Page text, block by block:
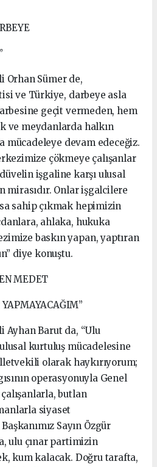
Orhan Sümer de,
ve Türkiye, darbeye asla
geçit vermeden, hem
ve meydanlarda halkın
mücadeleye devam edeceğiz.
çökmeye çalışanlar
işgaline karşı ulusal
mirasıdır. Onlar işgalcilere
sahip çıkmak hepimizin
ahlaka, hukuka
baskın yapan, yaptıran
diye konuştu.
MEDET
Ayhan Barut da, “Ulu
kurtuluş mücadelesine
olarak haykırıyorum;
operasyonuyla Genel
butlan
siyaset
Sayın Özgür
ulu çınar partimizin
kum kalacak. Doğru tarafta,